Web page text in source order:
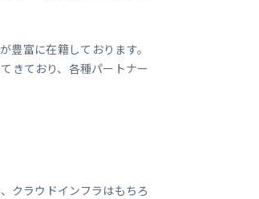
豊富に在籍しております。
きており、各種パートナー
クラウドインフラはもちろ